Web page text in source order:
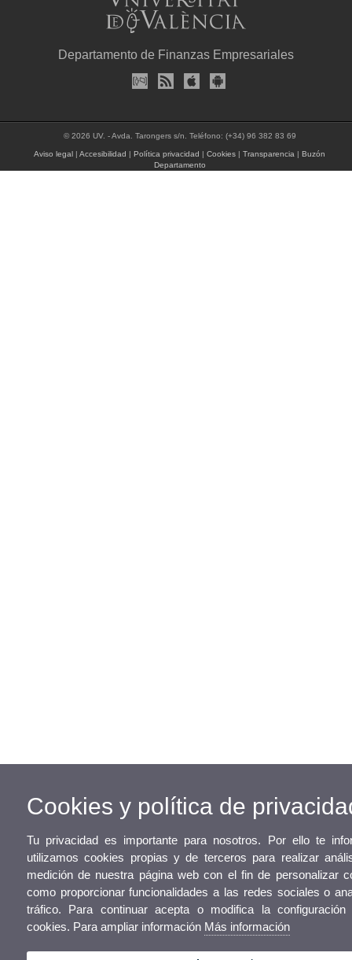
Departamento de Finanzas Empresariales
© 2026 UV. - Avda. Tarongers s/n. Teléfono: (+34) 96 382 83 69
Aviso legal |Accesibilidad |Política privacidad |Cookies |Transparencia |Buzón
Departamento
Cookies y política de
Tu privacidad es importante para nosotros. Por ello te
utilizamos cookies propias y de terceros para realizar
medición de nuestra página web con el fin de personalizar
como proporcionar funcionalidades a las redes sociales o
tráfico. Para continuar acepta o modifica la configuración
cookies. Para ampliar información Más información